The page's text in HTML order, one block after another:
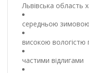
Львівська область
середньою
високою вологістю
частими відлигами